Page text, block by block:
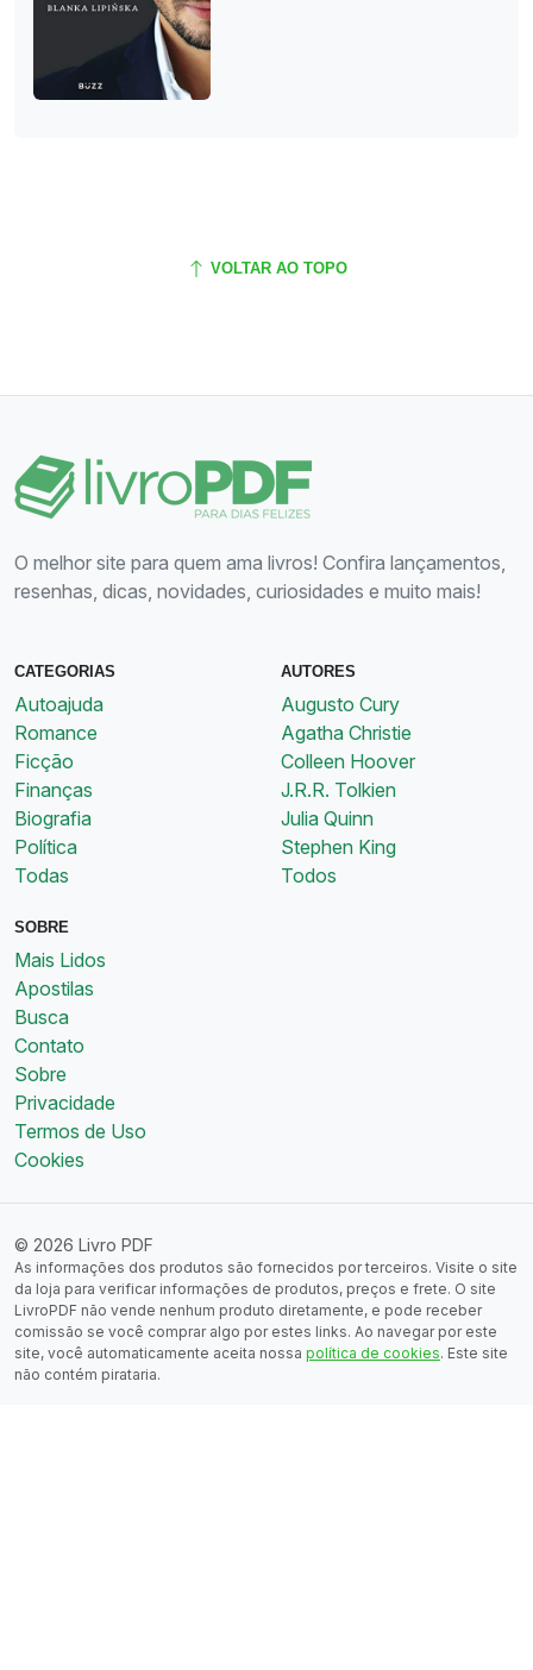
VOLTAR AO TOPO
O melhor site para quem ama livros! Confira lançamentos,
resenhas, dicas, novidades, curiosidades e muito mais!
CATEGORIAS
Autoajuda
Romance
Ficção
Finanças
Biografia
Política
Todas
AUTORES
Augusto Cury
Agatha Christie
Colleen Hoover
J.R.R. Tolkien
Julia Quinn
Stephen King
Todos
SOBRE
Mais Lidos
Apostilas
Busca
Contato
Sobre
Privacidade
Termos de Uso
Cookies
© 2026 Livro PDF
As informações dos produtos são fornecidos por terceiros. Visite o site
da loja para verificar informações de produtos, preços e frete. O site
LivroPDF não vende nenhum produto diretamente, e pode receber
comissão se você comprar algo por estes links. Ao navegar por este
site, você automaticamente aceita nossa política de cookies. Este site
não contém pirataria.